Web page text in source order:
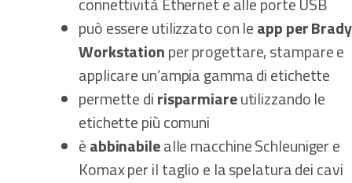
può essere utilizzato con leapp per Brady
Workstationper progettare, stampare e
applicare un’ampia gamma di etichette
permette dirisparmiareutilizzando le
etichette più comuni
èabbinabilealle macchine Schleuniger e
Komax per il taglio e la spelatura dei cavi